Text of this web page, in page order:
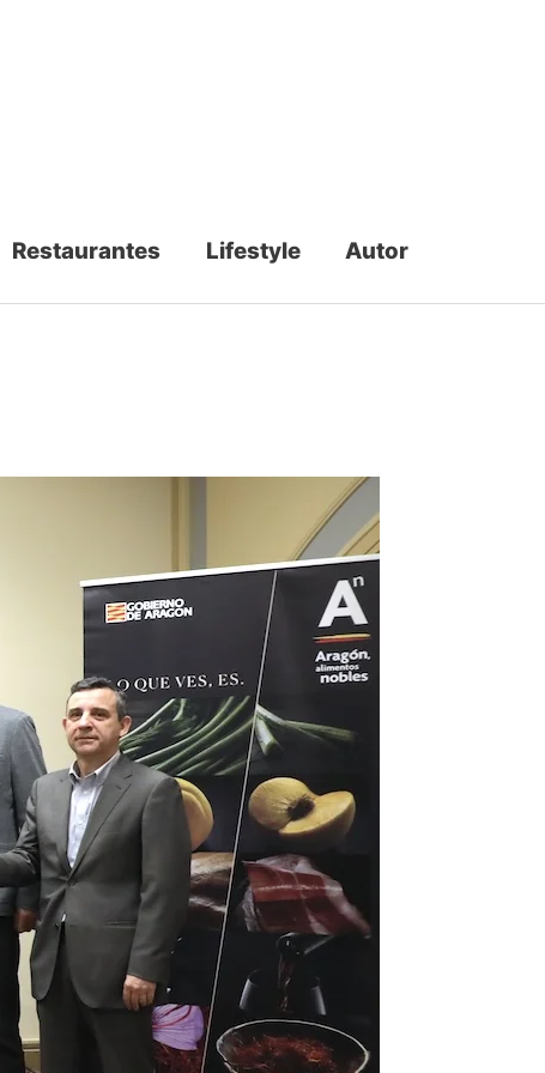
Restaurantes Lifestyle Autor